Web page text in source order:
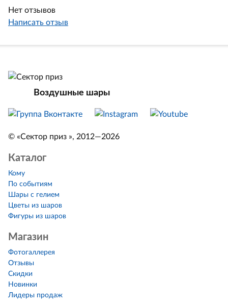
Нет отзывов
Написать отзыв
Воздушные шары
© «Сектор приз », 2012—2026
Каталог
Кому
По событиям
Шары с гелием
Цветы из шаров
Фигуры из шаров
Магазин
Фотогаллерея
Отзывы
Скидки
Новинки
Лидеры продаж